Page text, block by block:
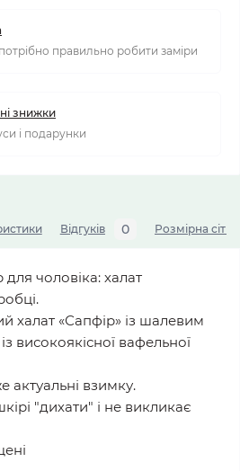
правильно робити заміри
знижки
і подарунки
Відгуків 0 Розмірна сітка
чоловіка: халат
халат «Сапфір» із шалевим
високоякісної вафельної
актуальні взимку.
"дихати" і не викликає